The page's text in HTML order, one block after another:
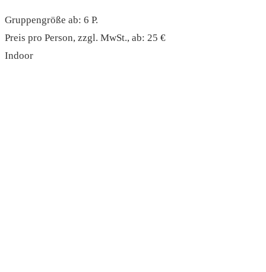
Gruppengröße ab: 6 P.
Preis pro Person, zzgl. MwSt., ab: 25 €
Indoor